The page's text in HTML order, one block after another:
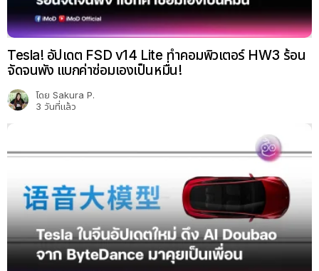
Tesla! อัปเดต FSD v14 Lite ทำคอมพิวเตอร์ HW3 ร้อน
จัดจนพัง แบกค่าซ่อมเองเป็นหมื่น!
โดย Sakura P.
3 วันที่แล้ว